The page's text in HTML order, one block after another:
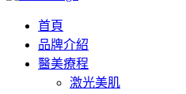
首頁
品牌介紹
醫美療程
激光美肌